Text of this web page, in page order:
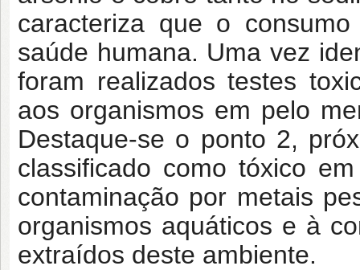
caracteriza que o
saúde humana. Uma vez
foram realizados testes
aos organismos em pelo
Destaque-se o ponto 2,
classificado como tóxico
contaminação por metais
organismos aquáticos e à
extraídos deste ambiente.